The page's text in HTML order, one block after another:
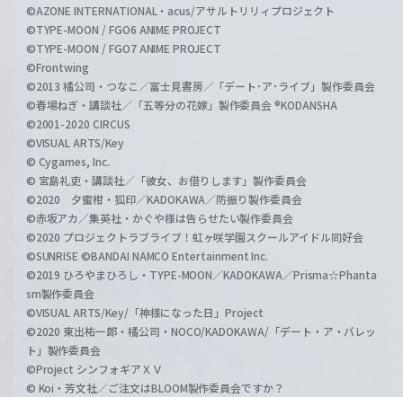
©AZONE INTERNATIONAL・acus/アサルトリリィプロジェクト
©TYPE-MOON / FGO6 ANIME PROJECT
©TYPE-MOON / FGO7 ANIME PROJECT
©Frontwing
©2013 橘公司・つなこ／富士見書房／「デート･ア･ライブ」製作委員会
©春場ねぎ・講談社／「五等分の花嫁」製作委員会 ®KODANSHA
©2001-2020 CIRCUS
©VISUAL ARTS/Key
© Cygames, Inc.
© 宮島礼吏・講談社／「彼女、お借りします」製作委員会
©2020 夕蜜柑・狐印／KADOKAWA／防振り製作委員会
©赤坂アカ／集英社・かぐや様は告らせたい製作委員会
©2020 プロジェクトラブライブ！虹ヶ咲学園スクールアイドル同好会
©SUNRISE ©BANDAI NAMCO Entertainment Inc.
©2019 ひろやまひろし・TYPE-MOON／KADOKAWA／Prisma☆Phanta
sm製作委員会
©VISUAL ARTS/Key/「神様になった日」Project
©2020 東出祐一郎・橘公司・NOCO/KADOKAWA/「デート・ア・バレッ
ト」製作委員会
©Project シンフォギアＸＶ
© Koi・芳文社／ご注文はBLOOM製作委員会ですか？